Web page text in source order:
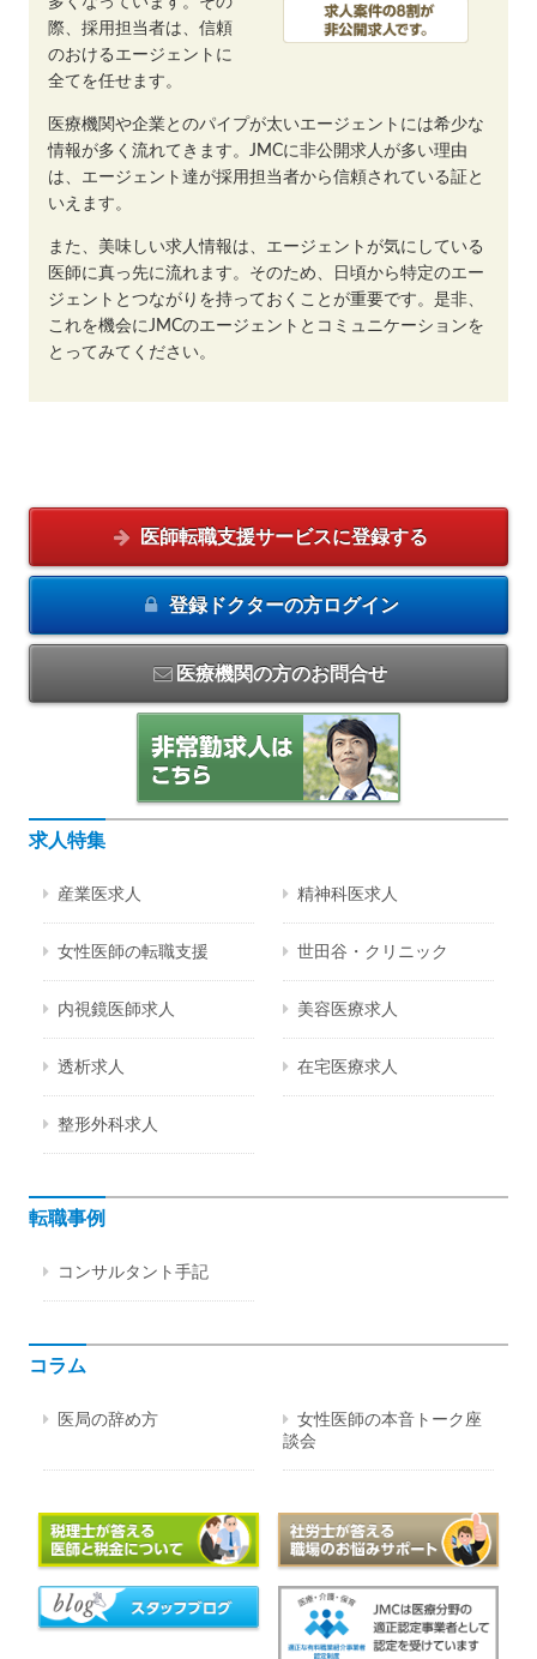
際、採用担当者は、信頼
のおけるエージェントに
全てを任せます。
医療機関や企業とのパイプが太いエージェントには希少な
情報が多く流れてきます。JMCに非公開求人が多い理由
は、エージェント達が採用担当者から信頼されている証と
いえます。
また、美味しい求人情報は、エージェントが気にしている
医師に真っ先に流れます。そのため、日頃から特定のエー
ジェントとつながりを持っておくことが重要です。是非、
これを機会にJMCのエージェントとコミュニケーションを
とってみてください。
医師転職支援サービスに登録する
登録ドクターの方ログイン
医療機関の方のお問合せ
求人特集
産業医求人 精神科医求人
女性医師の転職支援 世田谷・クリニック
内視鏡医師求人 美容医療求人
透析求人 在宅医療求人
整形外科求人
転職事例
コンサルタント手記
コラム
医局の辞め方
女性医師の本音トーク座
談会